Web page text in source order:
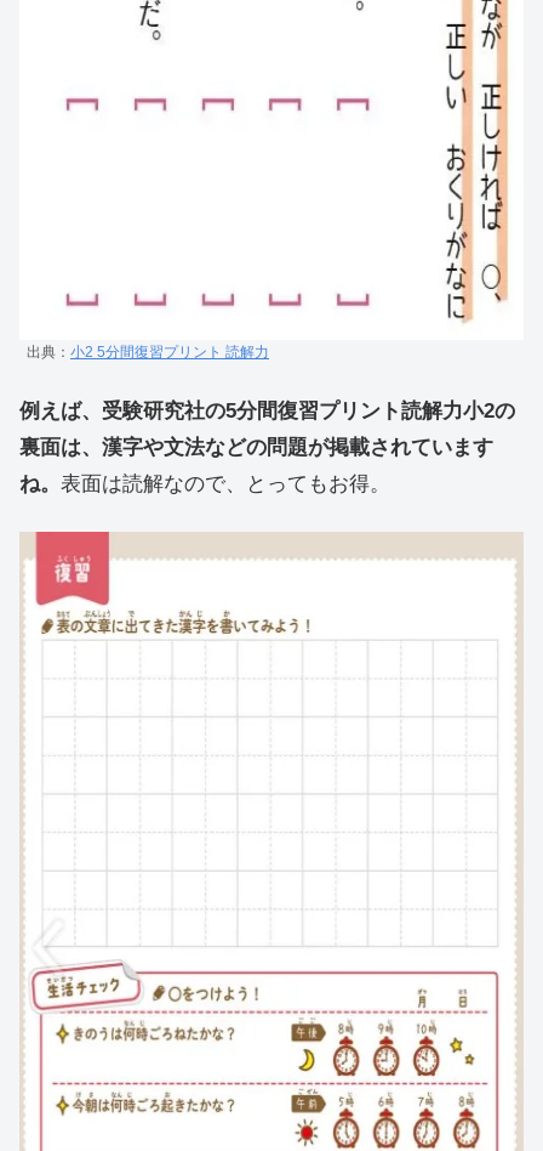
出典： 小2 5分間復習プリント 読解力
例えば、受験研究社の5分間復習プリント読解力小2の
裏面は、漢字や文法などの問題が掲載されています
ね。 表面は読解なので、とってもお得。